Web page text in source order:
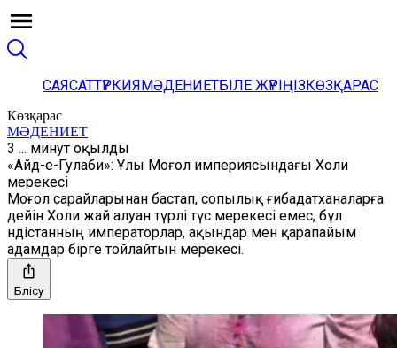
САЯСАТТҮРКИЯМӘДЕНИЕТБІЛЕ ЖҮРІҢІЗКӨЗҚАРАС
Көзқарас
МӘДЕНИЕТ
3 ... минут оқылды
«Айд-е-Гулаби»: Ұлы Моғол империясындағы Холи
мерекесі
Моғол сарайларынан бастап, сопылық ғибадатханаларға
дейін Холи жай алуан түрлі түс мерекесі емес, бұл
Үндістанның императорлар, ақындар мен қарапайым
адамдар бірге тойлайтын мерекесі.
Бөлісу